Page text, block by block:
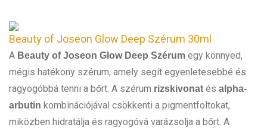
Beauty of Joseon Glow Deep Szérum 30ml
A Beauty of Joseon Glow Deep Szérum egy könnyed,
mégis hatékony szérum, amely segít egyenletesebbé és
ragyogóbbá tenni a bőrt. A szérum rizskivonat és alpha-
arbutin kombinációjával csökkenti a pigmentfoltokat,
miközben hidratálja és ragyogóvá varázsolja a bőrt. A